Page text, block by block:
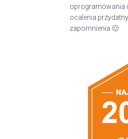
oprogramowania
ocalenia
zapomnienia 🙂